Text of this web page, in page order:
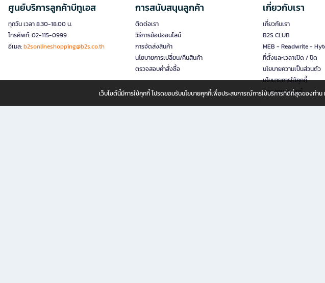
ศูนย์บริการลูกค้าบีทูเอส
ทุกวัน เวลา 8.30-18.00 น.
โทรศัพท์: 02-115-0999
อีเมล:b2sonlineshopping@b2s.co.th
การสนับสนุนลูกค้า
ติดต่อเรา
วิธีการช้อปออนไลน์
การจัดส่งสินค้า
นโยบายการเปลี่ยน/คืนสินค้า
ตรวจสอบคำสั่งซื้อ
เกี่ยวกับเรา
เกี่ยวกับเรา
B2S CLUB
MEB - Readwrite -
ที่ตั้งและเวลาเปิด / ปิด
นโยบายความเป็นส่วนตัว
นโยบายการใช้คุกกี้
นักลงทุนสัมพันธ์
เว็บไซต์นี้มีการใช้คุกกี้ โปรดยอมรับนโยบายคุกกี้เพื่อประสบการณ์การใช้บริการที่ดีที่สุดของท่